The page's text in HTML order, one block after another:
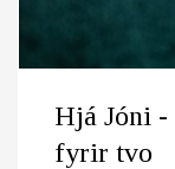
Hjá Jóni
fyrir tvo